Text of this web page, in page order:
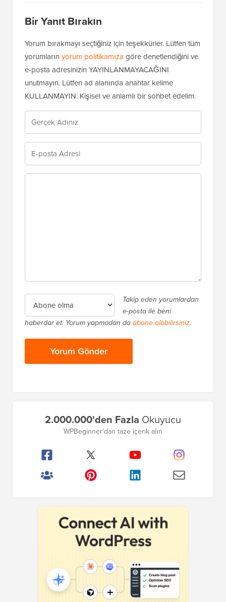
Bir Yanıt Bırakın
Yorum bırakmayı seçtiğiniz için teşekkürler. Lütfen tüm
yorumların yorum politikamıza göre denetlendiğini ve
e-posta adresinizin YAYINLANMAYACAĞINI
unutmayın. Lütfen ad alanında anahtar kelime
KULLANMAYIN. Kişisel ve anlamlı bir sohbet edelim.
Takip eden yorumlardan
e-posta ile beni
haberdar et. Yorum yapmadan daabone olabilirsiniz.
2.000.000'den Fazla Okuyucu
WPBeginner'dan taze içerik alın